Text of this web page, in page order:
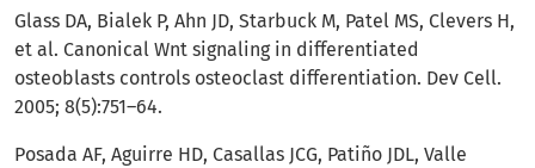
Glass DA, Bialek P, Ahn JD, Starbuck M, Patel MS, Clevers H,
et al. Canonical Wnt signaling in differentiated
osteoblasts controls osteoclast differentiation. Dev Cell.
2005; 8(5):751–64.
Posada AF, Aguirre HD, Casallas JCG, Patiño JDL, Valle